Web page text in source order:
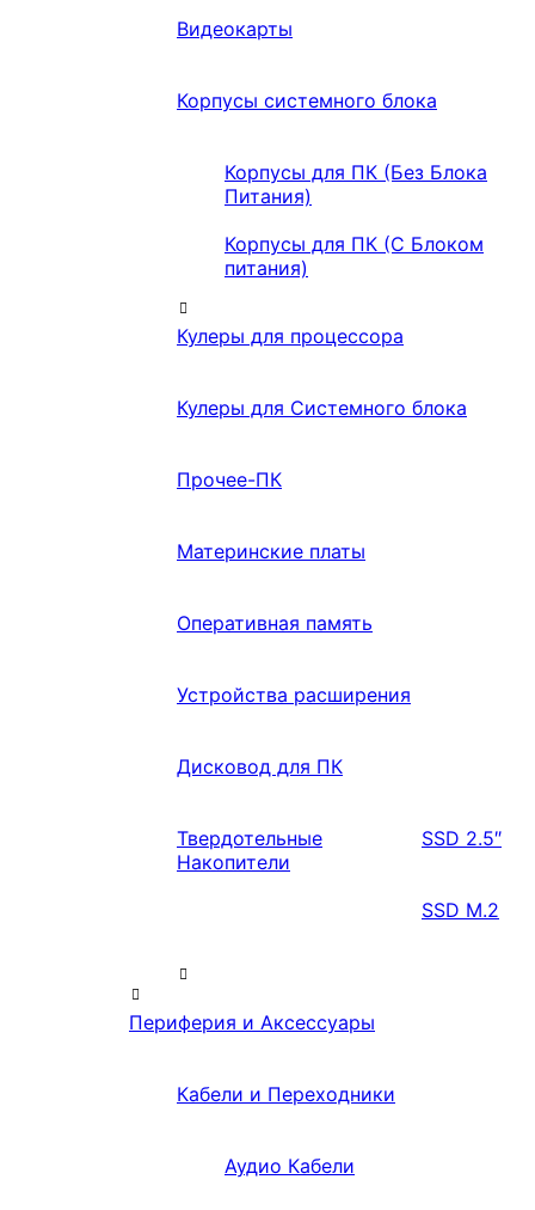
Видеокарты
Корпусы системного блока
Корпусы для ПК (Без Блока
Питания)
Корпусы для ПК (С Блоком
питания)
Кулеры для процессора
Кулеры для Системного блока
Прочее-ПК
Материнские платы
Оперативная память
Устройства расширения
Дисковод для ПК
Твердотельные
Накопители
SSD 2.5″
SSD M.2
Периферия и Аксессуары
Кабели и Переходники
Аудио Кабели